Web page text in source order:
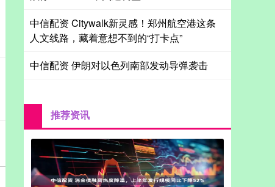
中信配资 Citywalk新灵感！郑州航空港这条
人文线路，藏着意想不到的“打卡点”
中信配资 伊朗对以色列南部发动导弹袭击
推荐资讯